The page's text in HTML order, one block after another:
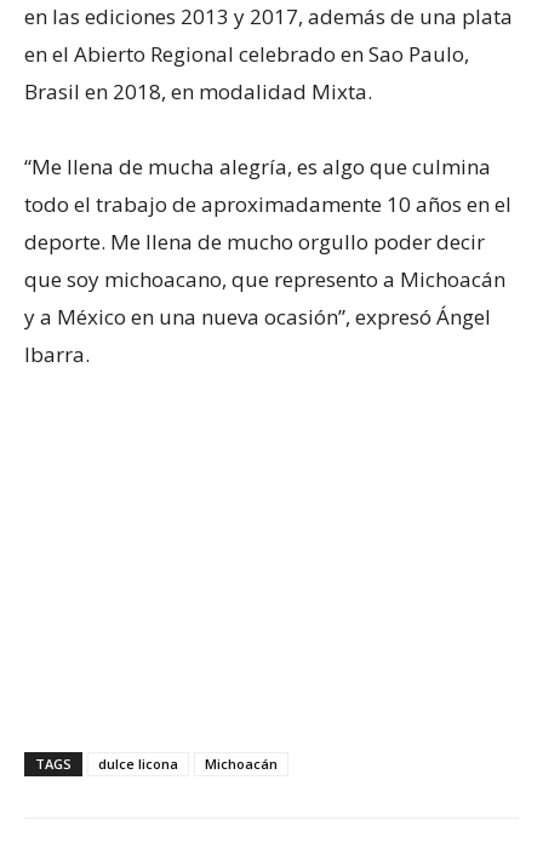
en las ediciones 2013 y 2017, además de una plata
en el Abierto Regional celebrado en Sao Paulo,
Brasil en 2018, en modalidad Mixta.
“Me llena de mucha alegría, es algo que culmina
todo el trabajo de aproximadamente 10 años en el
deporte. Me llena de mucho orgullo poder decir
que soy michoacano, que represento a Michoacán
y a México en una nueva ocasión”, expresó Ángel
Ibarra.
TAGS dulce licona Michoacán